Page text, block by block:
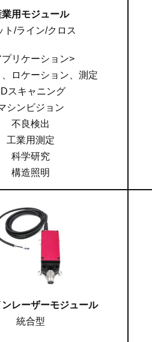
業用モジュール
ト/ライン/クロス
プリケーション>
ロケーション、測定
スキャニング
シンビジョン
不良検出
工業用測定
科学研究
構造照明
レーザーモジュール
統合型